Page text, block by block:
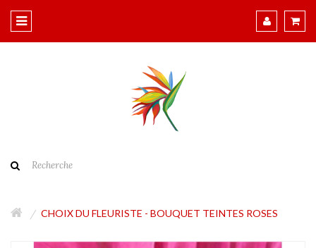
CHOIX DU FLEURISTE - BOUQUET TEINTES ROSES